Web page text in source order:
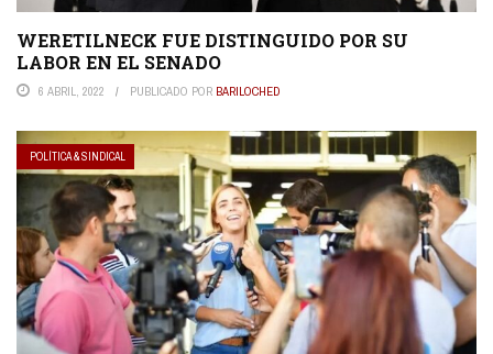
WERETILNECK FUE DISTINGUIDO POR SU
LABOR EN EL SENADO
6 ABRIL, 2022 PUBLICADO POR BARILOCHED
POLÍTICA & SINDICAL